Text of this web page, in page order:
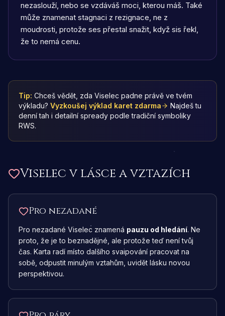
nezaslouží, nebo se vzdáváš moci, kterou máš. Také
může znamenat stagnaci z rezignace, ne z
moudrosti, protože ses přestal snažit, když sis řekl,
že to nemá cenu.
Tip: Chceš vědět, zda Viselec padne právě ve tvém
výkladu? Vyzkoušej výklad karet zdarma
Najdeš tu
denní tah i detailní spready podle tradiční symboliky
RWS.
Viselec v lásce a vztazích
Pro nezadané
Pro nezadané Viselec znamená pauzu od hledání. Ne
proto, že je to beznadějné, ale protože teď není tvůj
čas. Karta radí místo dalšího svaipování pracovat na
sobě, odpustit minulým vztahům, uvidět lásku novou
perspektivou.